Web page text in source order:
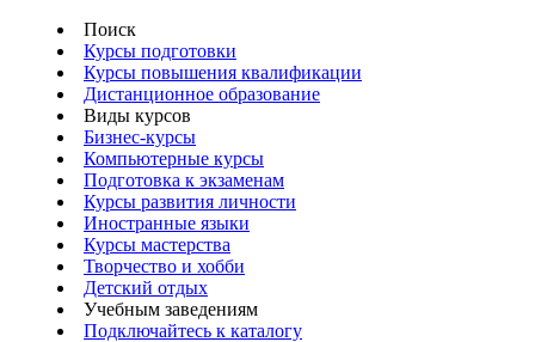
Поиск
Курсы подготовки
Курсы повышения квалификации
Дистанционное образование
Виды курсов
Бизнес-курсы
Компьютерные курсы
Подготовка к экзаменам
Курсы развития личности
Иностранные языки
Курсы мастерства
Творчество и хобби
Детский отдых
Учебным заведениям
Подключайтесь к каталогу